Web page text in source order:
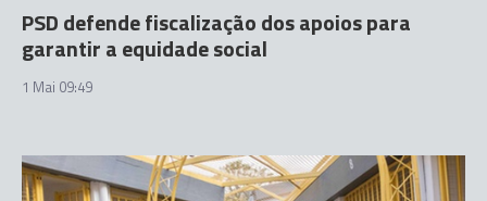
PSD defende fiscalização dos apoios para
garantir a equidade social
1 Mai 09:49